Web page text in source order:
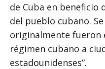
de Cuba en beneficio
del pueblo cubano.
originalmente fueron
régimen cubano a
estadounidenses”.